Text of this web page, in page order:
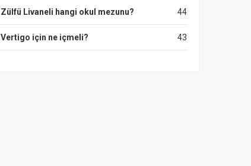
44
Zülfü Livaneli hangi okul mezunu?
43
Vertigo için ne içmeli?